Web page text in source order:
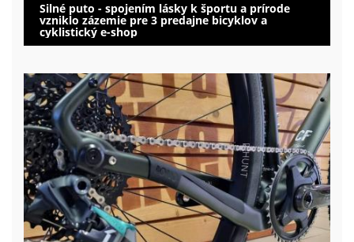
Silné puto - spojením lásky k športu a prírode
vzniklo zázemie pre 3 predajne bicyklov a
cyklistický e-shop